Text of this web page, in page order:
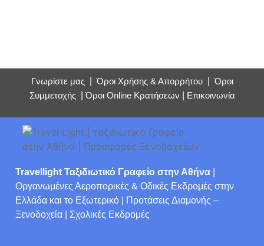
Γνωρίστε μας|Όροι Χρήσης & Απορρήτου|Όροι
Συμμετοχής
|Όροι Online Κρατήσεων Επικοινωνία
Travellight Ταξιδιωτικό Γραφείο στην Αθήνα
Οργανωμένες Αεροπορικές & Οδικές Εκδρομές στην
Ελλάδα και το Εξωτερικό | Προτάσεις Διαμονής –
Ξενοδοχεία | Σχολικές Εκδρομές